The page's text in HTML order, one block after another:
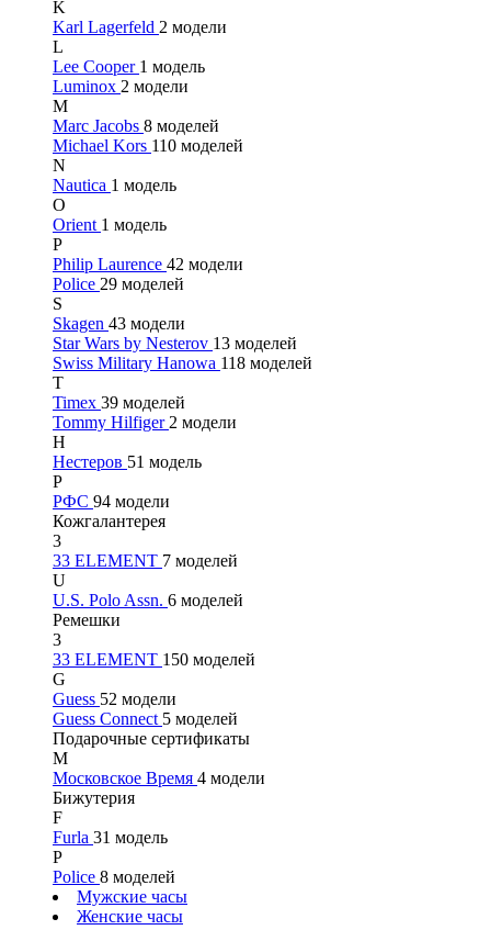
K
Karl Lagerfeld 2 модели
L
Lee Cooper 1 модель
Luminox 2 модели
M
Marc Jacobs 8 моделей
Michael Kors 110 моделей
N
Nautica 1 модель
O
Orient 1 модель
P
Philip Laurence 42 модели
Police 29 моделей
S
Skagen 43 модели
Star Wars by Nesterov 13 моделей
Swiss Military Hanowa 118 моделей
T
Timex 39 моделей
Tommy Hilfiger 2 модели
Н
Нестеров 51 модель
Р
РФС 94 модели
Кожгалантерея
3
33 ELEMENT 7 моделей
U
U.S. Polo Assn. 6 моделей
Ремешки
3
33 ELEMENT 150 моделей
G
Guess 52 модели
Guess Connect 5 моделей
Подарочные сертификаты
М
Московское Время 4 модели
Бижутерия
F
Furla 31 модель
P
Police 8 моделей
Мужские часы
Женские часы